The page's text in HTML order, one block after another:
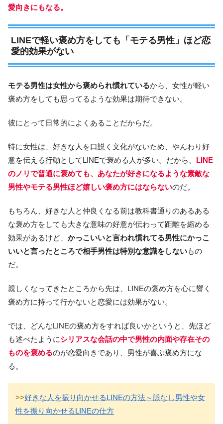
愛向きにもなる。
LINEで軽い褒め方をしても「モテる男性」ほど恋
愛的効果がない
モテる男性は女性から褒められ慣れているから、女性が軽い
褒め方をしても思ってるような効果は期待できない。
彼にとって日常的によくあることだからだ。
特に女性は、好きな人を口説く文化がないため、やんわり好
意を伝える行動としてLINEで褒める人が多い。だから、 LINE
のノリで普通に褒めても、あなたが好きになるような素敵な
男性やモテる男性ほど嬉しい褒め方にはならないのだ。
もちろん、好きな人と仲良くなる前は教科書通りのあるある
な褒め方をしても大きな意味の好意が伝わって距離を縮める
効果があるけど、 かっこいいと言われ慣れてる男性にかっこ
いいと言ったところで相手男性は特別な意識をしないもの
だ。
親しくなってきたところから先は、LINEの褒め方を心に響く
褒め方に持って行かないと恋愛には効果がない。
では、どんなLINEの褒め方をすれば良いかというと、先ほど
も述べたようにシリアスな会話の中で男性の内面や存在その
ものを褒めるのが恋愛向きであり、男性が喜ぶ褒め方にな
る。
>>好きな人を振り向かせるLINEの方法～脈なし男性や女
性を振り向かせるLINEの仕方